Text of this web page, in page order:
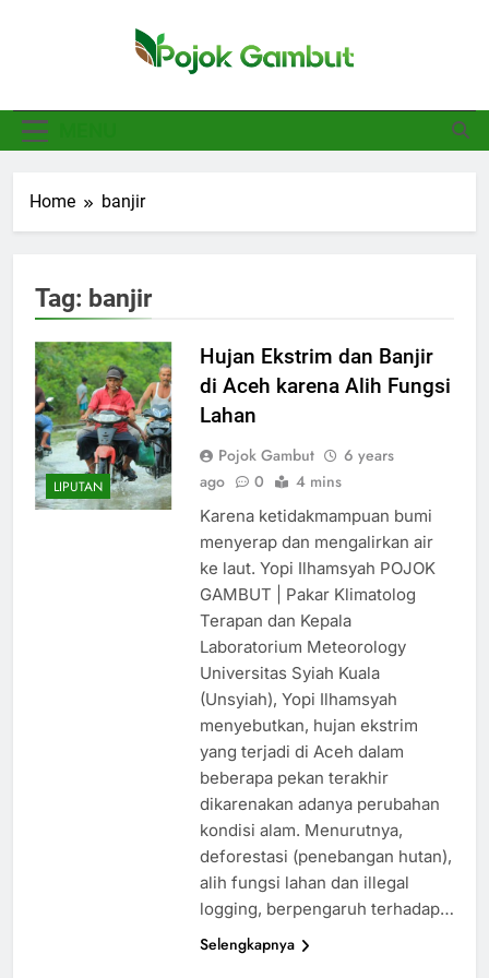
Pojok Gambut
Home banjir
Tag: banjir
LIPUTAN
Hujan Ekstrim dan Banjir
di Aceh karena Alih Fungsi
Lahan
Pojok Gambut
6 years
ago
0 4 mins
Karena ketidakmampuan bumi
menyerap dan mengalirkan air
ke laut. Yopi Ilhamsyah POJOK
GAMBUT | Pakar Klimatolog
Terapan dan Kepala
Laboratorium Meteorology
Universitas Syiah Kuala
(Unsyiah), Yopi Ilhamsyah
menyebutkan, hujan ekstrim
yang terjadi di Aceh dalam
beberapa pekan terakhir
dikarenakan adanya perubahan
kondisi alam. Menurutnya,
deforestasi (penebangan hutan),
alih fungsi lahan dan illegal
logging, berpengaruh terhadap…
Selengkapnya